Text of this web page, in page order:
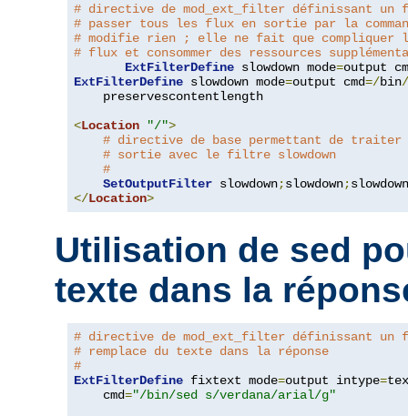
# directive de mod_ext_filter définissant
# passer tous les flux en sortie par la
# modifie rien ; elle ne fait que compliquer le
# flux et consommer des ressources
ExtFilterDefine slowdown mode=output
ExtFilterDefine slowdown mode=output cmd=/bin/
    preservescontentlength
<Location "/">
# directive de base permettant de
# sortie avec le filtre slowdown
#
SetOutputFilter slowdown;slowdown;
</Location>
Utilisation de sed
texte dans la
# directive de mod_ext_filter définissant
# remplace du texte dans la réponse
#
ExtFilterDefine fixtext mode=output intype=
    cmd
="/bin/sed s/verdana/arial/g"